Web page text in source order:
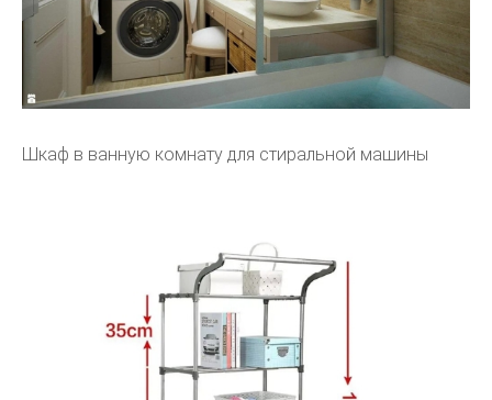
Шкаф в ванную комнату для стиральной машины